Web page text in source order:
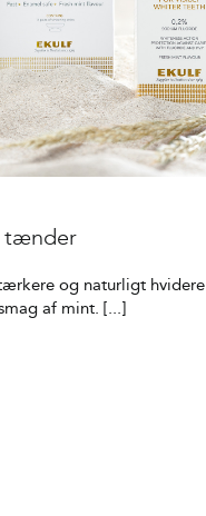
tænder
og naturligt hvidere
af mint. [...]